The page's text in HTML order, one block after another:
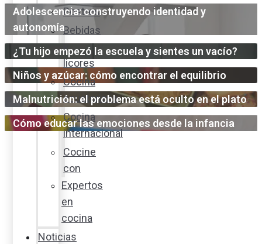
Postres
Bebidas
y
licores
Cocina
ecuatoriana
Cocina
internacional
Cocine
con
Expertos
en
cocina
Noticias
Adolescencia: construyendo identidad y
autonomía
¿Tu hijo empezó la escuela y sientes un vacío?
Niños y azúcar: cómo encontrar el equilibrio
Malnutrición: el problema está oculto en el plato
Cómo educar las emociones desde la infancia